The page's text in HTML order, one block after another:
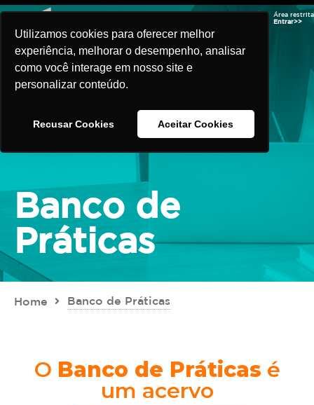
Utilizamos cookies para oferecer melhor
experiência, melhorar o desempenho, analisar
como você interage em nosso site e
personalizar conteúdo.
Recusar Cookies Aceitar Cookies
Área restrita
Entrar>>
Banco de
Práticas
Home Banco de Práticas
O Banco de Práticas é
um acervo